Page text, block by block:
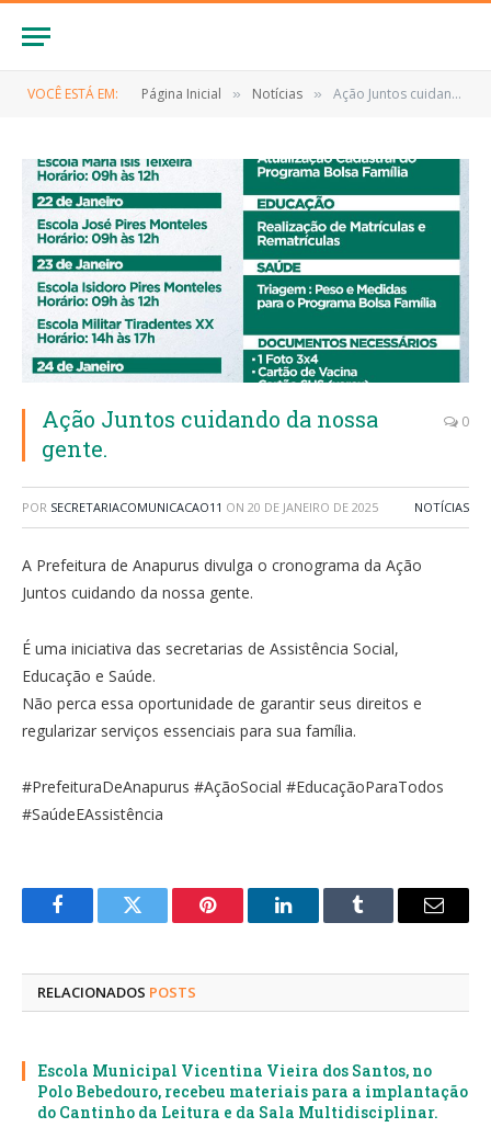
VOCÊ ESTÁ EM: Página Inicial » Notícias » Ação Juntos cuidando da nossa gente.
Ação Juntos cuidando da nossa
gente.
0
POR SECRETARIACOMUNICACAO11 ON 20 DE JANEIRO DE 2025 NOTÍCIAS
A Prefeitura de Anapurus divulga o cronograma da Ação
Juntos cuidando da nossa gente.
É uma iniciativa das secretarias de Assistência Social,
Educação e Saúde.
Não perca essa oportunidade de garantir seus direitos e
regularizar serviços essenciais para sua família.
#PrefeituraDeAnapurus #AçãoSocial #EducaçãoParaTodos
#SaúdeEAssistência
FacebookTwitter Pinterest LinkedInTumblr
E-
RELACIONADOS POSTS
Escola Municipal Vicentina Vieira dos Santos, no
Polo Bebedouro, recebeu materiais para a implantação
do Cantinho da Leitura e da Sala Multidisciplinar.